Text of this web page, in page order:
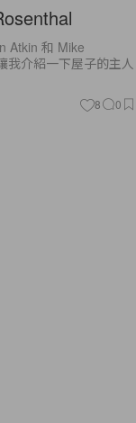
Atkin 和 Mike
我介紹一下屋子的主人
8 0